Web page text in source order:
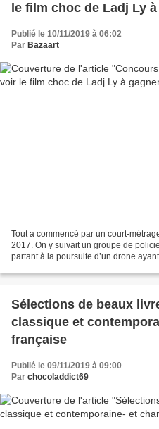
le film choc de Ladj Ly
Publié le 10/11/2019 à 06:02
Par Bazaart
Tout a commencé par un court-
2017. On y suivait un groupe de
partant à la poursuite d’un drone
Sélections de beaux
classique et
française
Publié le 09/11/2019 à 09:00
Par chocoladdict69